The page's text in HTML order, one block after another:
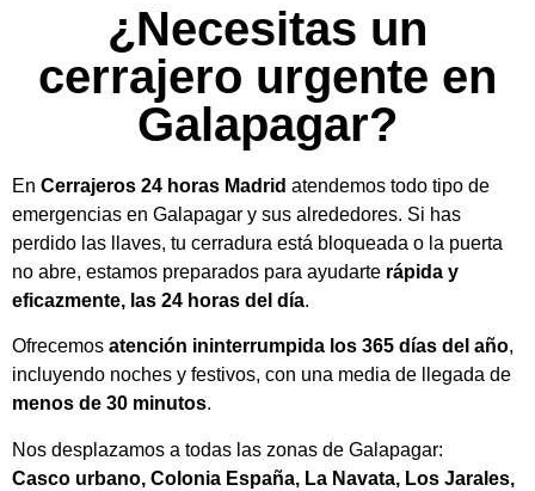
¿Necesitas un
cerrajero urgente en
Galapagar?
En Cerrajeros 24 horas Madrid atendemos todo tipo de
emergencias en Galapagar y sus alrededores. Si has
perdido las llaves, tu cerradura está bloqueada o la puerta
no abre, estamos preparados para ayudarte rápida y
eficazmente, las 24 horas del día.
Ofrecemos atención ininterrumpida los 365 días del año,
incluyendo noches y festivos, con una media de llegada de
menos de 30 minutos.
Nos desplazamos a todas las zonas de Galapagar:
Casco urbano, Colonia España, La Navata, Los Jarales,